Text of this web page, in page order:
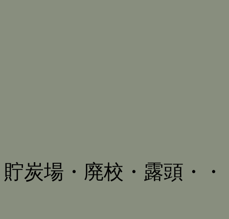
貯炭場・廃校・露頭・・